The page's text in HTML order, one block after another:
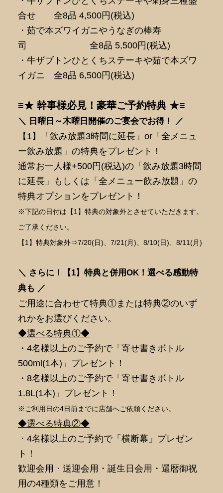
合せ 全8品 4,500円(税込)
・茹で本ズワイガニやうなぎの棒寿
司 全8品 5,500円(税込)
・牛ザブトンひとくちステーキや茹で本ズワ
イガニ 全8品 6,500円(税込)
≡★ 幹事様必見！豪華ご予約特典 ★≡
＼ 日曜日～木曜日開催のご宴会でお得！ ／
【1】「飲み放題3時間に延長」or「全メニュ
ー飲み放題」の特典をプレゼント！
通常お一人様+500円(税込)の「飲み放題3時間
に延長」もしくは「全メニュー飲み放題」の
特典オプションをプレゼント！
※下記の日付は【1】特典の対象外とさせていただきます。
ご了承ください。
【1】特典対象外⇒7/20(日)、7/21(月)、8/10(日)、8/11(月)
＼ さらに！【1】特典と併用OK！選べる感動特
典も ／
ご用途に合わせて特典①または特典②のいず
れかをお選びください。
◆選べる特典①◆
・4名様以上のご予約で「寄せ書きボトル
500ml(1本)」プレゼント！
・8名様以上のご予約で「寄せ書きボトル
1.8L(1本)」プレゼント！
※ご利用日の4日前までに店舗へご依頼ください。
◆選べる特典②◆
・4名様以上のご予約で「横断幕」プレゼン
ト！
歓迎会用・送迎会用・誕生日会用・還暦御祝
用の4種類をご用意！